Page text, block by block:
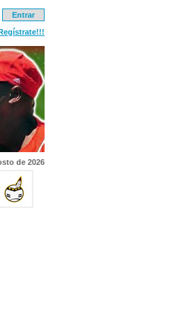
de 2026